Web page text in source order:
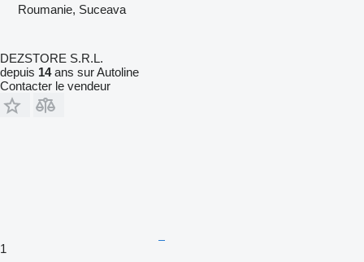
Roumanie, Suceava
DEZSTORE S.R.L.
depuis 14ans sur Autoline
Contacter le vendeur
1